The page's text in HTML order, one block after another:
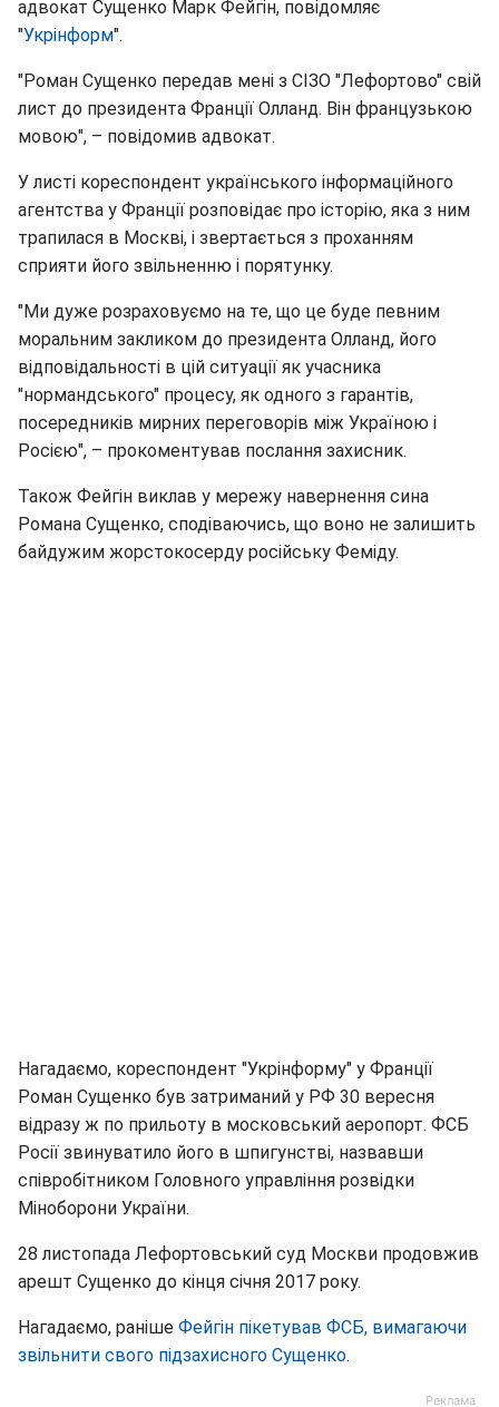
адвокат Сущенко Марк Фейгін, повідомляє
"Укрінформ".
"Роман Сущенко передав мені з СІЗО "Лефортово" свій
лист до президента Франції Олланд. Він французькою
мовою", – повідомив адвокат.
У листі кореспондент українського інформаційного
агентства у Франції розповідає про історію, яка з ним
трапилася в Москві, і звертається з проханням
сприяти його звільненню і порятунку.
"Ми дуже розраховуємо на те, що це буде певним
моральним закликом до президента Олланд, його
відповідальності в цій ситуації як учасника
"нормандського" процесу, як одного з гарантів,
посередників мирних переговорів між Україною і
Росією", – прокоментував послання захисник.
Також Фейгін виклав у мережу навернення сина
Романа Сущенко, сподіваючись, що воно не залишить
байдужим жорстокосерду російську Феміду.
Нагадаємо, кореспондент "Укрінформу" у Франції
Роман Сущенко був затриманий у РФ 30 вересня
відразу ж по прильоту в московський аеропорт. ФСБ
Росії звинуватило його в шпигунстві, назвавши
співробітником Головного управління розвідки
Міноборони України.
28 листопада Лефортовський суд Москви продовжив
арешт Сущенко до кінця січня 2017 року.
Нагадаємо, раніше Фейгін пікетував ФСБ, вимагаючи
звільнити свого підзахисного Сущенко.